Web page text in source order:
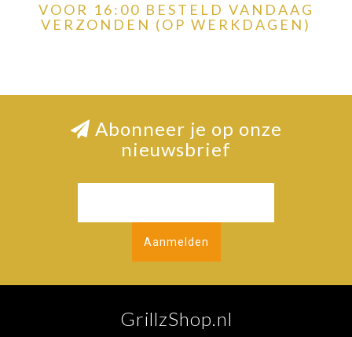
VOOR 16:00 BESTELD VANDAAG
VERZONDEN (OP WERKDAGEN)
Abonneer je op onze
nieuwsbrief
Aanmelden
GrillzShop.nl